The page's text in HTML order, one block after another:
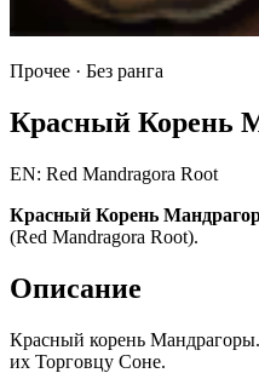
Прочее · Без ранга
Красный Корень
EN: Red Mandragora Root
Красный Корень
(Red Mandragora Root).
Описание
Красный корень
их Торговцу Соне.